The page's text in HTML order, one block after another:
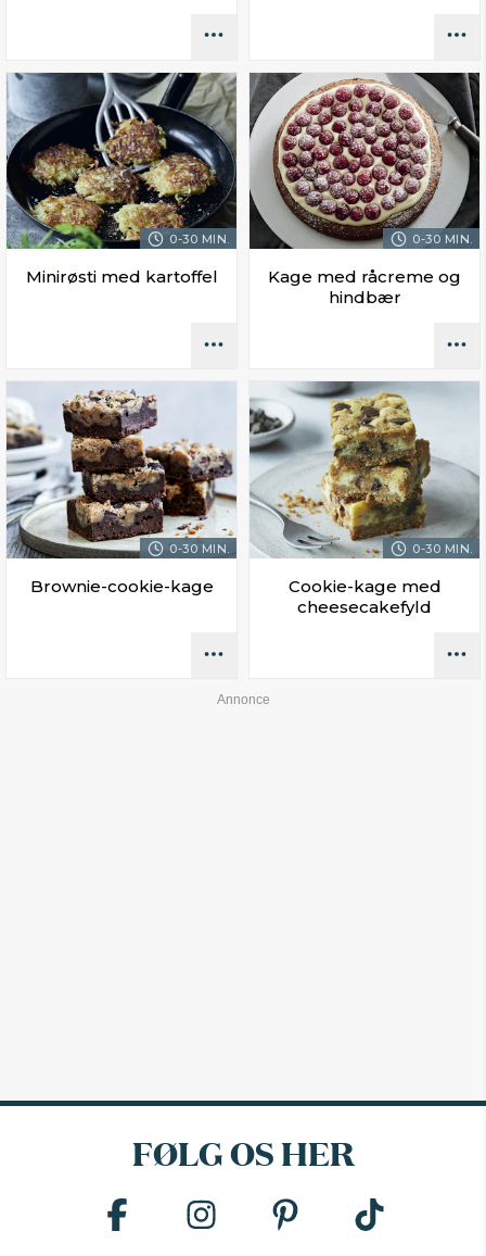
0-30 MIN.
Minirøsti med kartoffel
0-30 MIN.
Kage med råcreme og
hindbær
0-30 MIN.
Brownie-cookie-kage
0-30 MIN.
Cookie-kage med
cheesecakefyld
FØLG OS HER